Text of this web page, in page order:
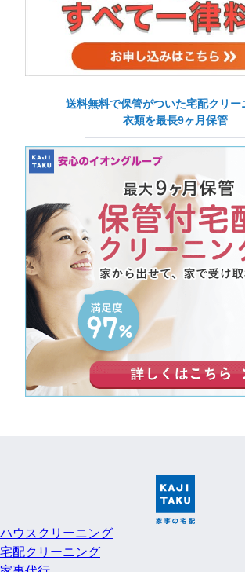
送料無料で保管がついた宅配クリー
衣類を最長9ヶ月保管
ハウスクリーニング
宅配クリーニング